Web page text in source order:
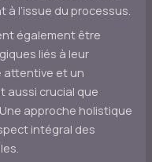
l’issue du processus.
également être
liés à leur
attentive et un
aussi crucial que
approche holistique
intégral des